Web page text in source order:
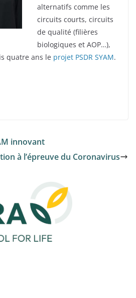
alternatifs comme les
circuits courts, circuits
de qualité (filières
biologiques et AOP…),
quatre ans le projet PSDR SYAM.
innovant
à l’épreuve du Coronavirus